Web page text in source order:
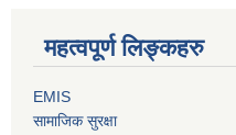
महत्वपूर्ण लिङ्कहरु
EMIS
सामाजिक सुरक्षा